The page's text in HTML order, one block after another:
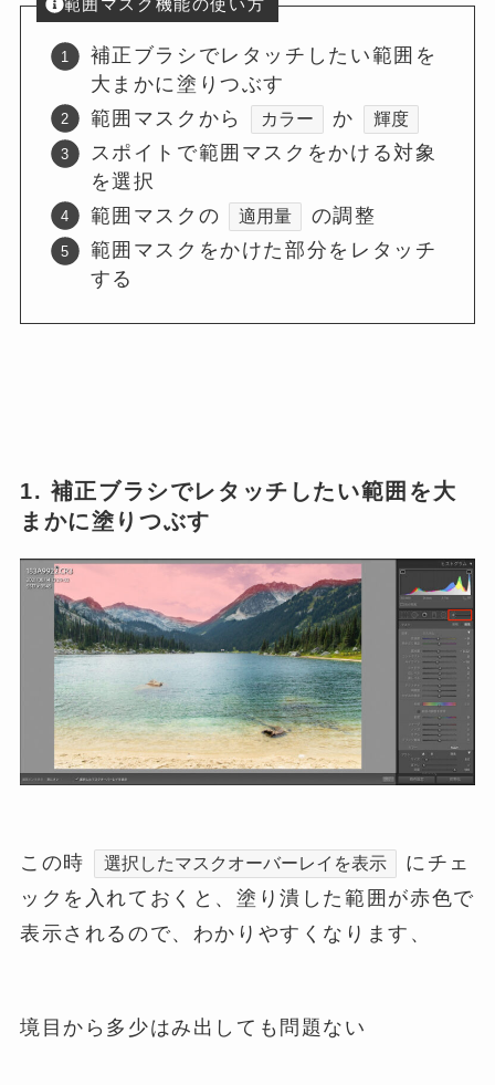
範囲マスク機能の使い方
補正ブラシでレタッチしたい範囲を
大まかに塗りつぶす
範囲マスクから
カラー か 輝度
スポイトで範囲マスクをかける対象
を選択
範囲マスクの
適用量
の調整
範囲マスクをかけた部分をレタッチ
する
1. 補正ブラシでレタッチしたい範囲を大
まかに塗りつぶす
この時 選択したマスクオーバーレイを表示
にチェ
ックを入れておくと、塗り潰した範囲が赤色で
表示されるので、わかりやすくなります、
境目から多少はみ出しても問題ない